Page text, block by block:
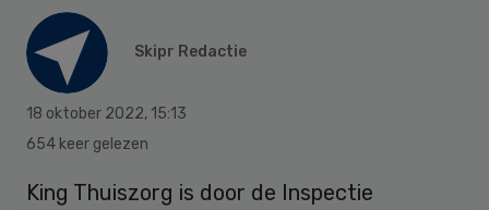
Skipr Redactie
18 oktober 2022, 15:13
654 keer gelezen
King Thuiszorg is door de Inspectie